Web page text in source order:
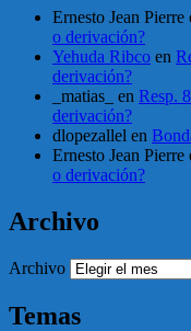
Ernesto Jean Pierre
o derivación?
Yehuda Ribco en
derivación?
_matias_
en Resp.
derivación?
dlopezallel en
Ernesto Jean Pierre
o derivación?
Archivo
Archivo
Temas